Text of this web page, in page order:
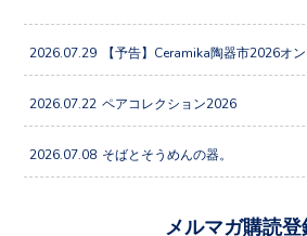
2026.07.29 【予告】Ceramika陶器市2026オ
2026.07.22 ペアコレクション2026
2026.07.08 そばとそうめんの器。
メルマガ購読登